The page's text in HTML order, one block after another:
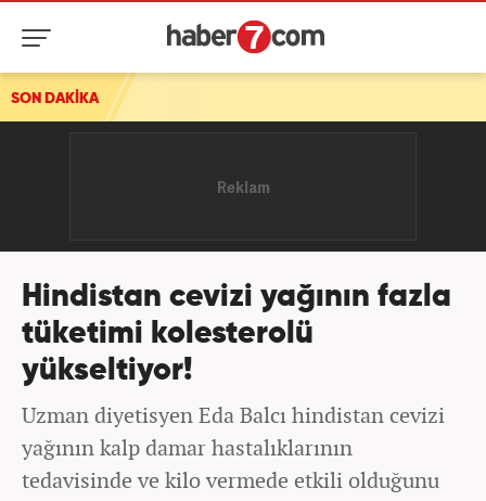
SON DAKİKA
Hindistan cevizi yağının fazla
tüketimi kolesterolü
yükseltiyor!
Uzman diyetisyen Eda Balcı hindistan cevizi
yağının kalp damar hastalıklarının
tedavisinde ve kilo vermede etkili olduğunu